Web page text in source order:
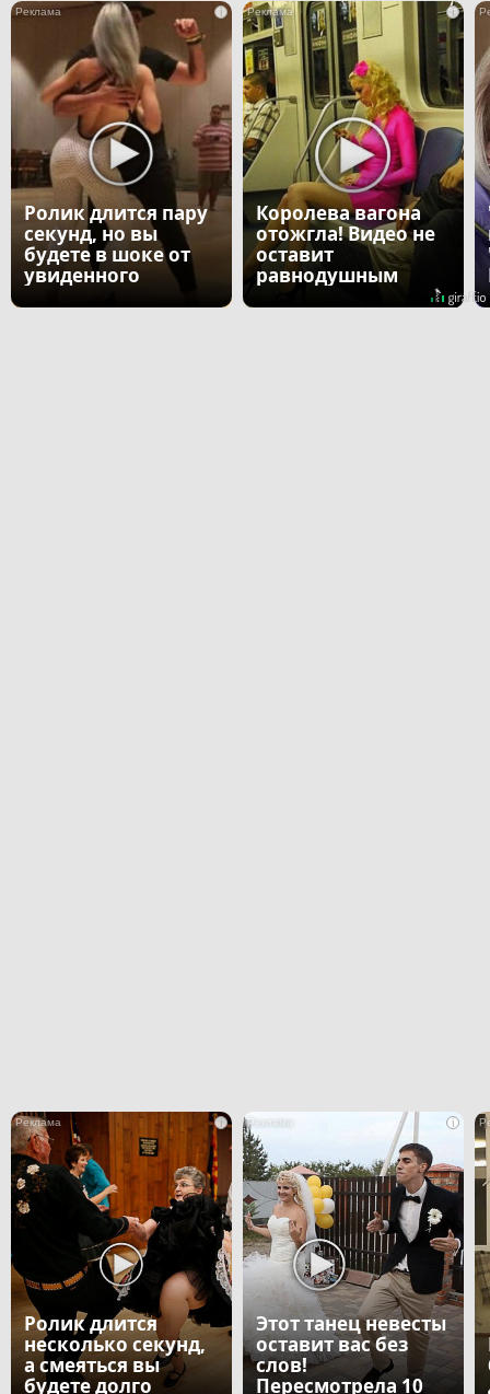
i
Ролик длится пару
секунд, но вы
будете в шоке от
увиденного
i
Королева вагона
отожгла! Видео не
оставит
равнодушным
i
Ролик длится
несколько секунд,
а смеяться вы
будете долго
i
Этот танец невесты
оставит вас без
слов!
Пересмотрела 10